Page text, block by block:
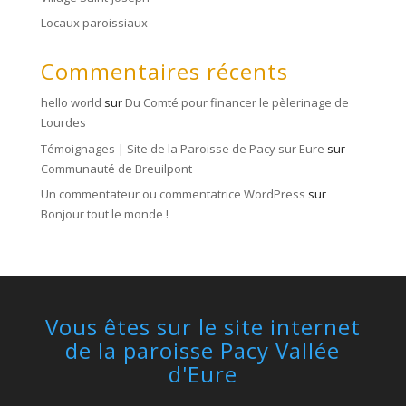
Locaux paroissiaux
Commentaires récents
hello world sur Du Comté pour financer le pèlerinage de
Lourdes
Témoignages | Site de la Paroisse de Pacy sur Eure sur
Communauté de Breuilpont
Un commentateur ou commentatrice WordPress sur
Bonjour tout le monde !
Vous êtes sur le site internet
de la paroisse Pacy Vallée
d'Eure